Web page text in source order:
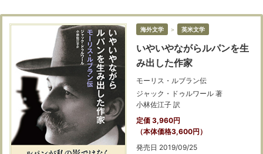
海外文学 ＞ 英米文学
いやいやながらルパンを生
み出した作家
モーリス・ルブラン伝
ジャック・ドゥルワール 著
小林佐江子 訳
定価 3,960円
（本体価格3,600円）
発売日 2019/09/25